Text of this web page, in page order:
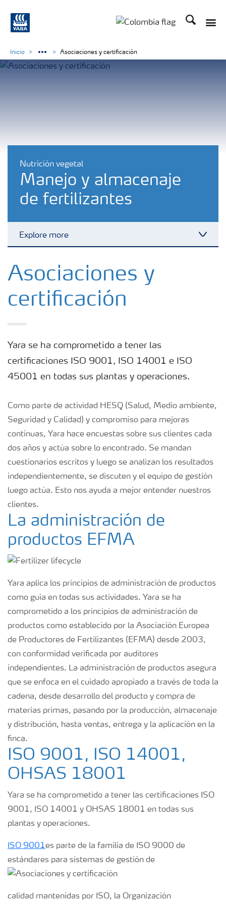
Buscar
Nutrición vegetal
Manejo y almacenaje
de fertilizantes
Explore more
Fertilizantes con baja Huella de Carbono
Productos
Almacenaje y manejo de fertilizantes
Inicio Asociaciones y certificación
Asociaciones y
certificación
Yara se ha comprometido a tener las
certificaciones ISO 9001, ISO 14001 e ISO
45001 en todas sus plantas y operaciones.
Como parte de actividad HESQ (Salud, Medio ambiente,
Seguridad y Calidad) y compromiso para mejoras
continuas, Yara hace encuestas sobre sus clientes cada
dos años y actúa sobre lo encontrado. Se mandan
cuestionarios escritos y luego se analizan los resultados
independientemente, se discuten y el equipo de gestión
luego actúa. Esto nos ayuda a mejor entender nuestros
clientes.
La administración de
productos EFMA
Yara aplica los principios de administración de productos
como guía en todas sus actividades. Yara se ha
comprometido a los principios de administración de
productos como establecido por la Asociación Europea
de Productores de Fertilizantes (EFMA) desde 2003,
con conformidad verificada por auditores
independientes. La administración de productos asegura
que se enfoca en el cuidado apropiado a través de toda la
cadena, desde desarrollo del producto y compra de
materias primas, pasando por la producción, almacenaje
y distribución, hasta ventas, entrega y la aplicación en la
finca.
ISO 9001, ISO 14001,
OHSAS 18001
Yara se ha comprometido a tener las certificaciones ISO
9001, ISO 14001 y OHSAS 18001 en todas sus
plantas y operaciones.
ISO 9001es parte de la familia de ISO 9000 de
estándares para sistemas de gestión de
calidad mantenidas por ISO, la Organización